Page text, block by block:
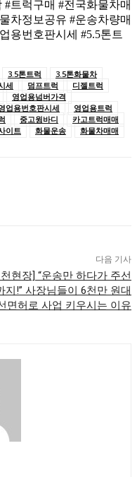
트럭구매 #전국화물차매
차정보공유 #운송차량매
용번호판시세 #5.5톤트
3.5톤트럭
3.5톤화물차
세 덤프트럭
디젤트럭
영업용넘버가격
업용번호판시세
영업용트럭
중고윙바디
카고트럭매매
이트 화물운송 화물차매매
다음 기사
현장] “운송만 하다가 주선
지!” 사장님들이 6천만 원대
면허로 사업 키우시는 이유